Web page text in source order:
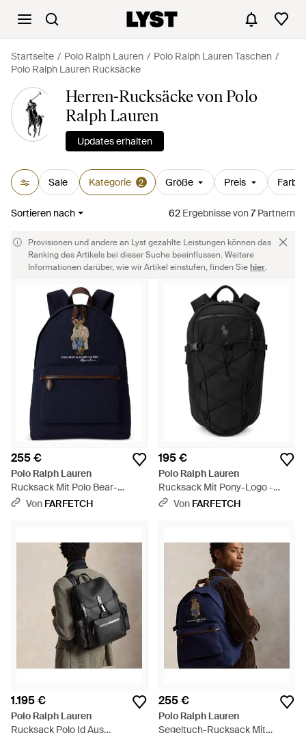
Startseite Polo Ralph Lauren
Polo Ralph Lauren Taschen
Polo Ralph Lauren Rucksäcke
Herren-Rucksäcke von Polo
Ralph Lauren
Updates erhalten
Sale Kategorie 2 Größe Preis Farbe
Sortieren nach 62 Ergebnissevon7Partnern
Provisionen und andere an Lyst gezahlte Leistungen können das
Ranking des Artikels bei dieser Suche beeinflussen. Weitere
Informationen darüber, wie wir Artikel einstufen, finden Siehier.
255 €
Polo Ralph Lauren
Rucksack Mit Polo Bear-
Stickerei - Blau
Von FARFETCH
195 €
Polo Ralph Lauren
Rucksack Mit Pony-Logo -
Schwarz
Von FARFETCH
1.195 €
Polo Ralph Lauren
Rucksack Polo Id Aus
255 €
Polo Ralph Lauren
Segeltuch-Rucksack Mit